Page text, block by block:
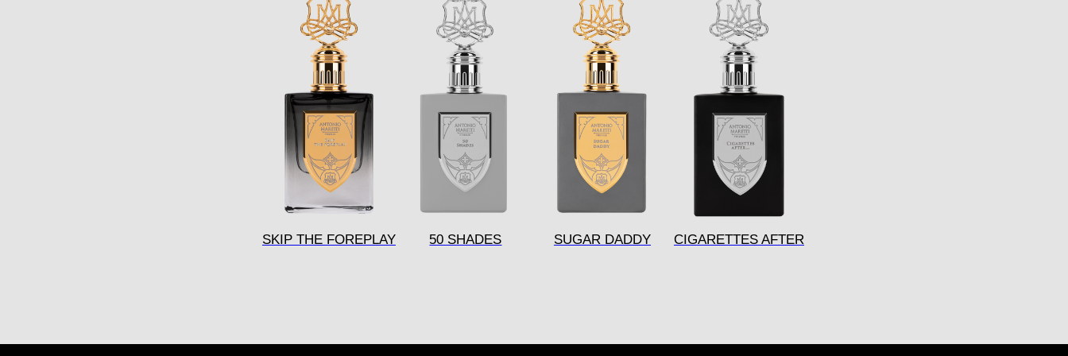
SKIP THE FOREPLAY 50 SHADES SUGAR DADDY CIGARETTES AFTER